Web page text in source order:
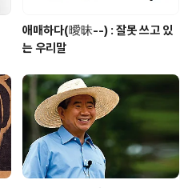
애매하다(曖昧--) : 잘못 쓰고 있
는 우리말